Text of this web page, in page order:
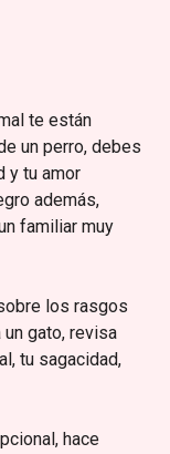
te están
un perro, debes
y tu amor
además,
familiar muy
los rasgos
gato, revisa
tu sagacidad,
hace